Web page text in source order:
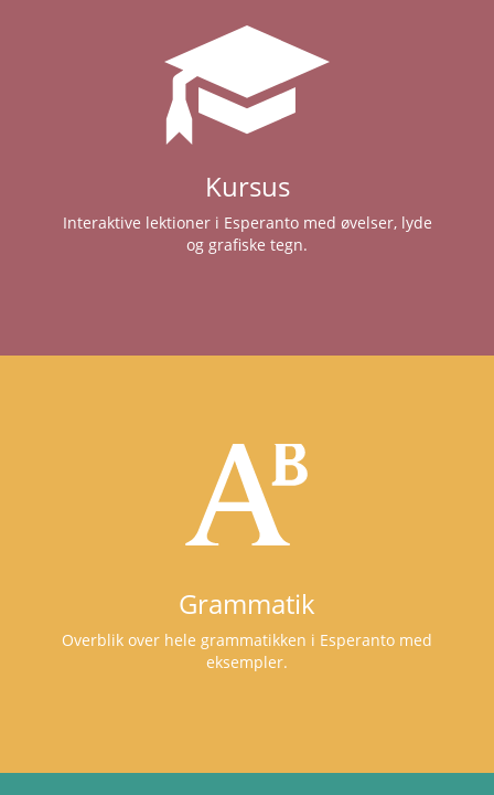
Kursus
Interaktive lektioner i Esperanto med øvelser, lyde
og grafiske tegn.
Grammatik
Overblik over hele grammatikken i Esperanto med
eksempler.